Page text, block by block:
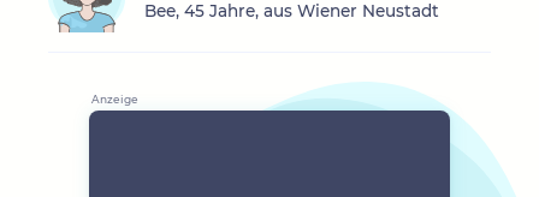
Bee, 45 Jahre, aus Wiener Neustadt